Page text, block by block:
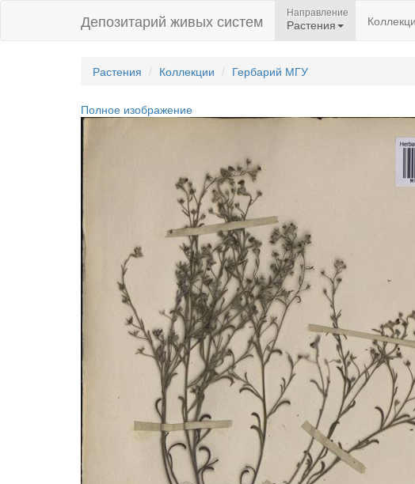
Депозитарий живых систем Направление
Растения
Растения Коллекции Гербарий МГУ
Полное изображение